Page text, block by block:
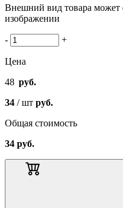
Внешний вид товара может
изображении
- +
Цена
48 руб.
34 / шт руб.
Общая стоимость
34 руб.